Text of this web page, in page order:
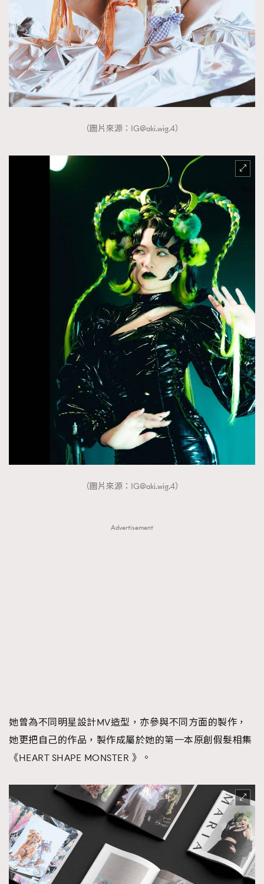
（圖片來源： IG@aki.wig.4）
（圖片來源： IG@aki.wig.4）
Advertisement
她曾為不同明星設計MV造型，亦參與不同方面的製作，
她更把自己的作品，製作成屬於她的第一本原創假髮相集
《HEART SHAPE MONSTER 》。